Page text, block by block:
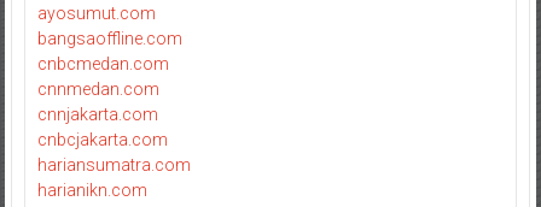
ayosumut.com
bangsaoffline.com
cnbcmedan.com
cnnmedan.com
cnnjakarta.com
cnbcjakarta.com
hariansumatra.com
harianikn.com